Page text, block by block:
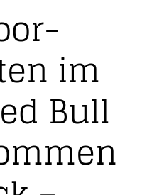
im
Bull